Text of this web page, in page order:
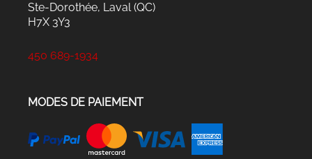
Ste-Dorothée, Laval (QC)
H7X 3Y3
450 689-1934
MODES DE PAIEMENT